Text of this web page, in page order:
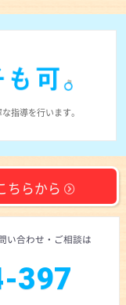
指導を行います。
ちらから
い合わせ ・ご相談は
397